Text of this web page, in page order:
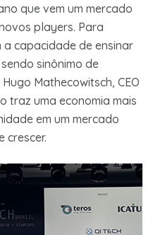
que vem um mercado
players. Para
a capacidade de ensinar
sinônimo de
Mathecowitsch, CEO
traz uma economia mais
em um mercado
crescer.